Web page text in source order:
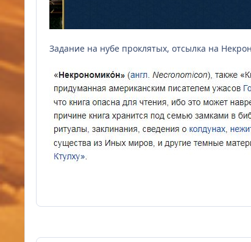
Задание на нубе проклятых, отсылка на